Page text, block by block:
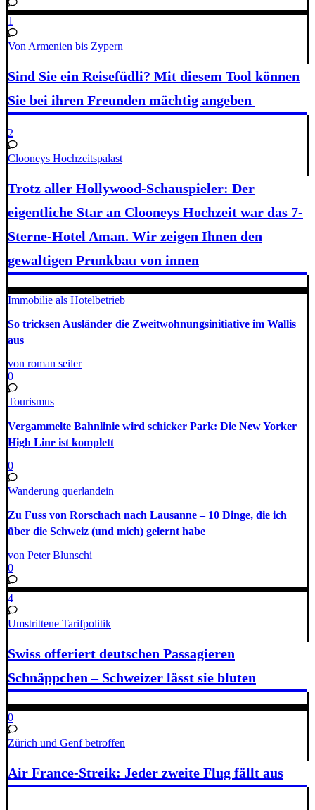
1
Von Armenien bis Zypern
Sind Sie ein Reisefüdli? Mit diesem Tool können
Sie bei ihren Freunden mächtig angeben
2
Clooneys Hochzeitspalast
Trotz aller Hollywood-Schauspieler: Der
eigentliche Star an Clooneys Hochzeit war das 7-
Sterne-Hotel Aman. Wir zeigen Ihnen den
gewaltigen Prunkbau von innen
Immobilie als Hotelbetrieb
So tricksen Ausländer die Zweitwohnungsinitiative im Wallis
aus
von roman seiler
0
Tourismus
Vergammelte Bahnlinie wird schicker Park: Die New Yorker
High Line ist komplett
0
Wanderung querlandein
Zu Fuss von Rorschach nach Lausanne – 10 Dinge, die ich
über die Schweiz (und mich) gelernt habe
von Peter Blunschi
0
4
Umstrittene Tarifpolitik
Swiss offeriert deutschen Passagieren
Schnäppchen – Schweizer lässt sie bluten
0
Zürich und Genf betroffen
Air France-Streik: Jeder zweite Flug fällt aus